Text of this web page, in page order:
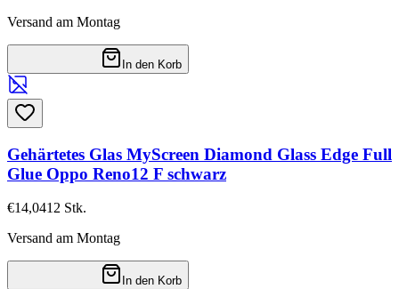
Versand am Montag
In den Korb
Gehärtetes Glas MyScreen Diamond Glass Edge Full
Glue Oppo Reno12 F schwarz
€14,0412 Stk.
Versand am Montag
In den Korb